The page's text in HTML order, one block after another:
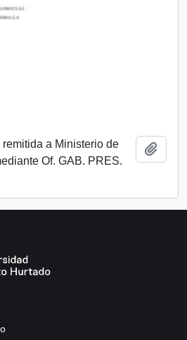
remitida a Ministerio de
Of. GAB. PRES.